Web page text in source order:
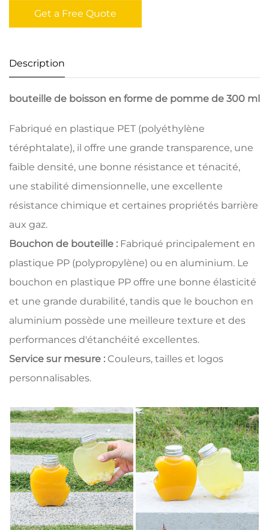
Get a Free Quote
Description
bouteille de boisson en forme de pomme de 300 ml
Fabriqué en plastique PET (polyéthylène
téréphtalate), il offre une grande transparence, une
faible densité, une bonne résistance et ténacité,
une stabilité dimensionnelle, une excellente
résistance chimique et certaines propriétés barrière
aux gaz.
Bouchon de bouteille : Fabriqué principalement en
plastique PP (polypropylène) ou en aluminium. Le
bouchon en plastique PP offre une bonne élasticité
et une grande durabilité, tandis que le bouchon en
aluminium possède une meilleure texture et des
performances d'étanchéité excellentes.
Service sur mesure : Couleurs, tailles et logos
personnalisables.